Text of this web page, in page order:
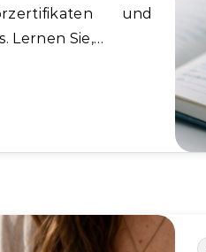
und
Lernen Sie,…